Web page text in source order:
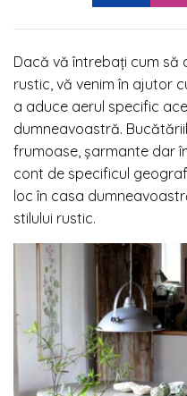
Dacă vă întrebați cum să
rustic, vă venim în ajutor
a aduce aerul specific
dumneavoastră.
frumoase, șarmante dar
cont de specificul
loc în casa
stilului rustic.